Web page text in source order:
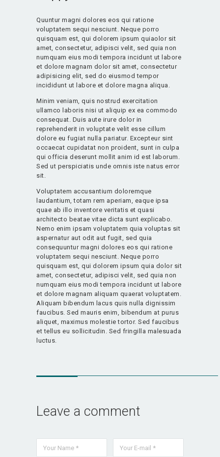
Quuntur magni dolores eos qui ratione
voluptatem sequi nesciunt. Neque porro
quisquam est, qui dolorem ipsum quiaolor sit
amet, consectetur, adipisci velit, sed quia non
numquam eius modi tempora incidunt ut labore
et dolore magnam dolor sit amet, consectetur
adipisicing elit, sed do eiusmod tempor
incididunt ut labore et dolore magna aliqua.
Minim veniam, quis nostrud exercitation
ullamco laboris nisi ut aliquip ex ea commodo
consequat. Duis aute irure dolor in
reprehenderit in voluptate velit esse cillum
dolore eu fugiat nulla pariatur. Excepteur sint
occaecat cupidatat non proident, sunt in culpa
qui officia deserunt mollit anim id est laborum.
Sed ut perspiciatis unde omnis iste natus error
sit.
Voluptatem accusantium doloremque
laudantium, totam rem aperiam, eaque ipsa
quae ab illo inventore veritatis et quasi
architecto beatae vitae dicta sunt explicabo.
Nemo enim ipsam voluptatem quia voluptas sit
aspernatur aut odit aut fugit, sed quia
consequuntur magni dolores eos qui ratione
voluptatem sequi nesciunt. Neque porro
quisquam est, qui dolorem ipsum quia dolor sit
amet, consectetur, adipisci velit, sed quia non
numquam eius modi tempora incidunt ut labore
et dolore magnam aliquam quaerat voluptatem.
Aliquam bibendum lacus quis nulla dignissim
faucibus. Sed mauris enim, bibendum at purus
aliquet, maximus molestie tortor. Sed faucibus
et tellus eu sollicitudin. Sed fringilla malesuada
luctus.
Leave a comment